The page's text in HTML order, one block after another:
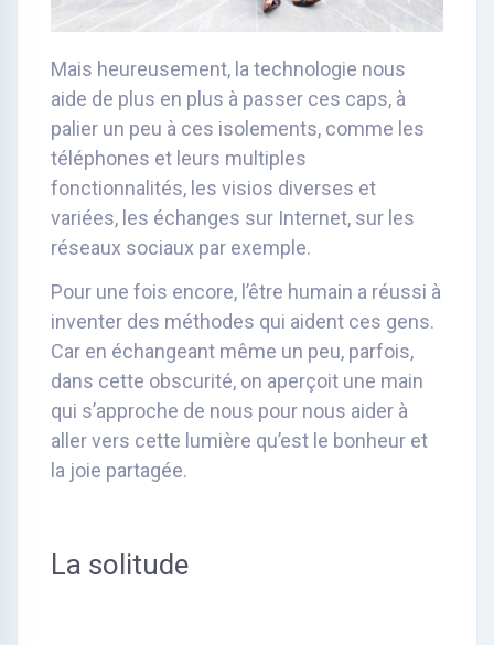
Mais heureusement, la technologie nous
aide de plus en plus à passer ces caps, à
palier un peu à ces isolements, comme les
téléphones et leurs multiples
fonctionnalités, les visios diverses et
variées, les échanges sur Internet, sur les
réseaux sociaux par exemple.
Pour une fois encore, l’être humain a réussi à
inventer des méthodes qui aident ces gens.
Car en échangeant même un peu, parfois,
dans cette obscurité, on aperçoit une main
qui s’approche de nous pour nous aider à
aller vers cette lumière qu’est le bonheur et
la joie partagée.
La solitude